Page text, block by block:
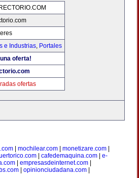
e Industrias, Portales
oferta!
ofertas
| mochilear.com| monetizare.com|
cafedemaquina.com
e-
| empresasdeinternet.com|
| opinionciudadana.com|